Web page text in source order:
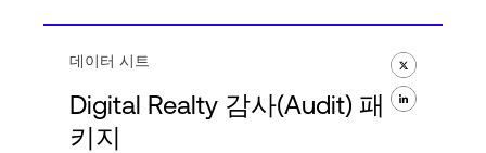
전문성 및 리소스
데이터 시트
Digital Realty 감사(Audit) 패
키지